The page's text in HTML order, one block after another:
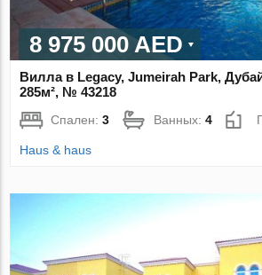
8 975 000 AED
Вилла в Legacy, Jumeirah Park,
285м², № 43218
Спален:3 Ванных:4
Haus & haus